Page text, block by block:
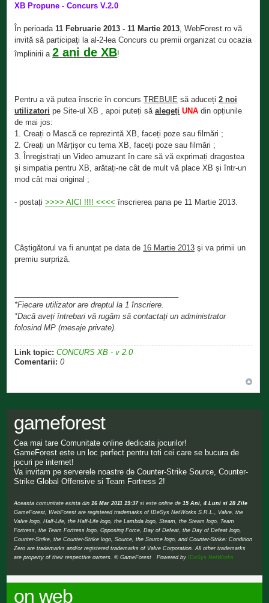
XB Propune - Concurs V.2.0
În perioada 11 Februarie 2013 - 11 Martie 2013 , WebForest.ro vă
invită să participaţi la al-2-lea Concurs cu premii organizat cu ocazia
împlinirii a2 ani de XB!
Pentru a vă putea înscrie în concursTREBUIE să aduceți2 noi
utilizatori pe Site-ul XB , apoi puteți săalegeți UNA din opțiunile
de mai jos:
1. Creați o Mască ce reprezintă XB, faceți poze sau filmări ;
2. Creați un Mărțișor cu tema XB, faceți poze sau filmări ;
3. Înregistrați un Video amuzant în care să vă exprimați dragostea
și simpatia pentru XB, arătați-ne cât de mult vă place XB și într-un
mod cât mai original ;
- postați>>>> AICI !!!! <<<< înscrierea pana pe 11 Martie 2013.
Câştigătorul va fi anunţat pe data de 16 Martie 2013 şi va primii un
premiu surpriză.
*Fiecare utilizator are dreptul la 1 înscriere.
*Dacă aveți întrebari vă rugăm să contactați un administrator
folosind MP (mesaje private).
Link topic: CONCURS XB - v 2.0
Comentarii: 0
gameforest
Cea mai tare Comunitate online dedicata jocurilor!
GameForest este un loc perfect pentru toti cei care se bucura de
jocuri pe internet!
Va invitam pe serverele noastre de Counter-Strike Source, Counter-
Strike Global Offensive si Team Fortress 2!
Aceasta comunitate exista din16 Mar 2011 19:37si este online de15 Ani, 4 Luni si 28 Zile
GameForest, WebForest are registered trademarks of IDeSys NetWorks S.R.L., Valve, the
Valve logo, Half-Life, the Half-Life logo, the Lambda logo, Steam, the Steam logo, Team
Fortress, the Team Fortress logo, Opposing Force, Day of Defeat, the Day of Defeat logo,
Counter-Strike, the Counter-Strike logo, Source, the Source logo, and Counter-Strike: Condition
Zero are trademarks and/or registered trademarks of Valve Corporation. All other trademarks
are property of their respective owners. © GameForest Powered byIDeSys NetWorks
on web